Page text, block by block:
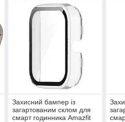
Захисний бампер із
загартованим склом для
смарт годинника Amazfit